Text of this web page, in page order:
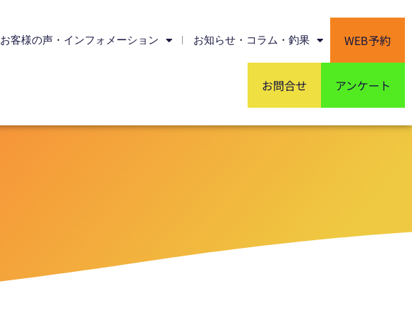
お客様の声・インフォメーション お知らせ・コラム・釣果 WEB予約
お問合せ アンケート